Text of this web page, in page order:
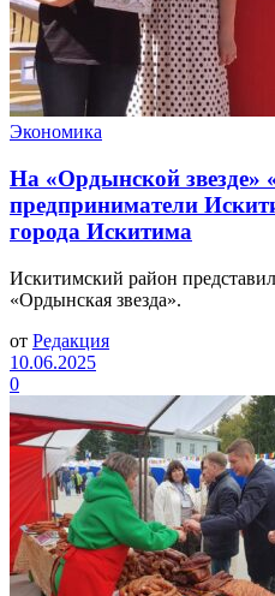
Экономика
На «Ордынской звезде»
предприниматели
города Искитима
Искитимский район
«Ордынская звезда».
от Редакция
10.06.2025
0